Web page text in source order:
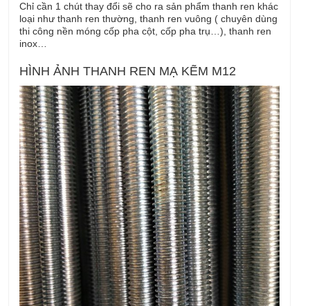
Chỉ cần 1 chút thay đổi sẽ cho ra sản phẩm thanh ren khác
loại như thanh ren thường, thanh ren vuông ( chuyên dùng
thi công nền móng cốp pha cột, cốp pha trụ…), thanh ren
inox…
HÌNH ẢNH THANH REN MẠ KẼM M12